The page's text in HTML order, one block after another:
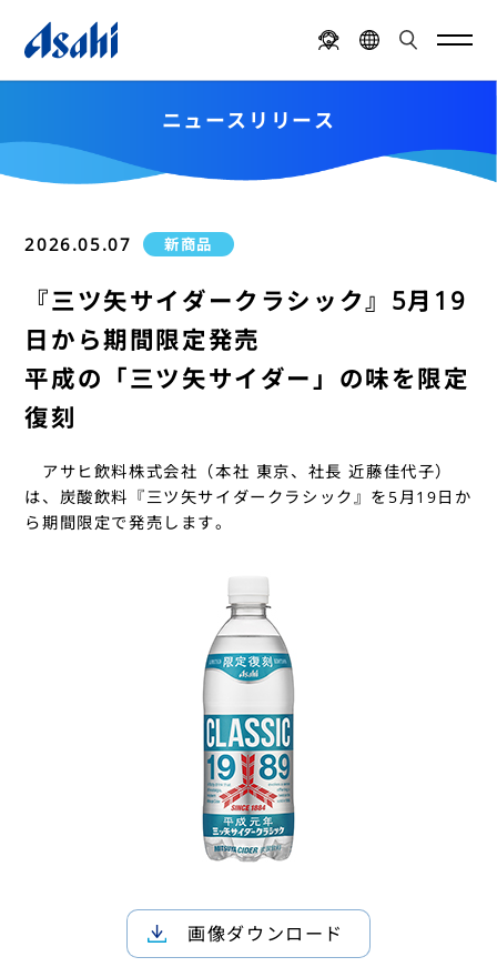
ニュースリリース
新商品
2026.05.07
『三ツ矢サイダークラシック』5月19
日から期間限定発売
平成の「三ツ矢サイダー」の味を限定
復刻
アサヒ飲料株式会社（本社 東京、社長 近藤佳代子）
は、炭酸飲料『三ツ矢サイダークラシック』を5月19日か
ら期間限定で発売します。
画像ダウンロード